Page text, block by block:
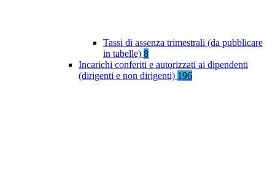
Tassi di assenza trimestrali (da pubblicare
in tabelle) 8
Incarichi conferiti e autorizzati ai dipendenti
(dirigenti e non dirigenti) 196